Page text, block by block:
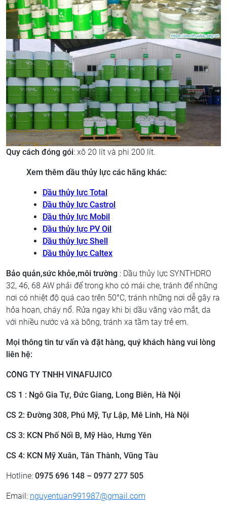
Quy cách đóng gói: xô 20 lít và phi 200 lít.
Xem thêm dầu thủy lực các hãng khác:
Dầu thủy lực Total
Dầu thủy lực Castrol
Dầu thủy lực Mobil
Dầu thủy lực PV Oil
Dầu thủy lực Shell
Dầu thủy lực Caltex
Bảo quản,sức khỏe,môi trường : Dầu thủy lực SYNTHDRO
32, 46, 68 AW phải để trong kho có mái che, tránh để những
nơi có nhiệt độ quá cao trên 50°C, tránh những nơi dễ gây ra
hỏa hoạn, cháy nổ. Rửa ngay khi bị dầu văng vào mắt, da
với nhiều nước và xà bông, tránh xa tầm tay trẻ em.
Mọi thông tin tư vấn và đặt hàng, quý khách hàng vui lòng
liên hệ:
CÔNG TY TNHH VINAFUJICO
CS 1 : Ngô Gia Tự, Đức Giang, Long Biên, Hà Nội
CS 2: ​Đường 308, Phú Mỹ, Tự Lập, Mê Linh, Hà Nội
CS 3: ​KCN Phố Nối B, Mỹ Hào, Hưng Yên
CS 4: KCN Mỹ Xuân, Tân Thành, Vũng Tàu
Hotline: 0975 696 148 – 0977 277 505
Email: nguyentuan991987@gmail.com